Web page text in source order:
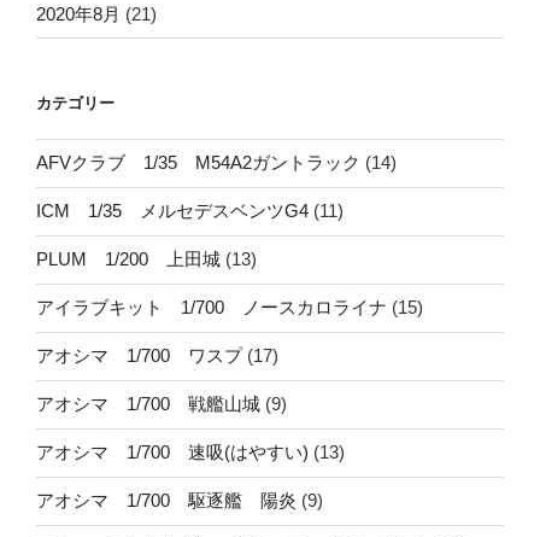
2020年8月 (21)
カテゴリー
AFVクラブ 1/35 M54A2ガントラック (14)
ICM 1/35 メルセデスベンツG4 (11)
PLUM 1/200 上田城 (13)
アイラブキット 1/700 ノースカロライナ (15)
アオシマ 1/700 ワスプ(17)
アオシマ 1/700 戦艦山城 (9)
アオシマ 1/700 速吸(はやすい) (13)
アオシマ 1/700 駆逐艦 陽炎 (9)